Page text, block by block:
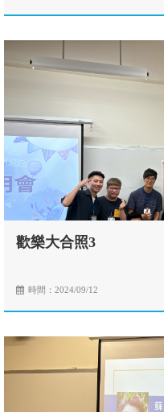
歡樂大合照3
時間：2024/09/12